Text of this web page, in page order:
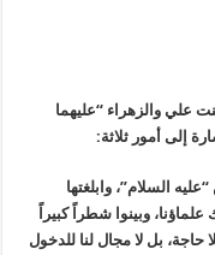
علي والزهراء “عليهما
إلى أمور ثلاثة:
السلام”، وابلغتها
وبينوا شطراً كبيراً
حاجة، بل لا مجال لنا للدخول